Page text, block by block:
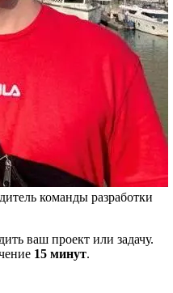
команды разработки
ваш проект или задачу.
15 минут.